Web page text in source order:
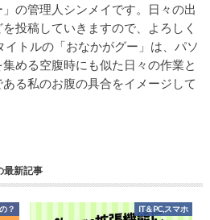
」の管理人シンメイです。日々の出
投稿していきますので、よろしく
イトルの「おなかがグー」は、パソ
める空腹時にも似た日々の作業と
る私のお腹の具合をイメージして
最新記事
？ IT＆PC,スマホ